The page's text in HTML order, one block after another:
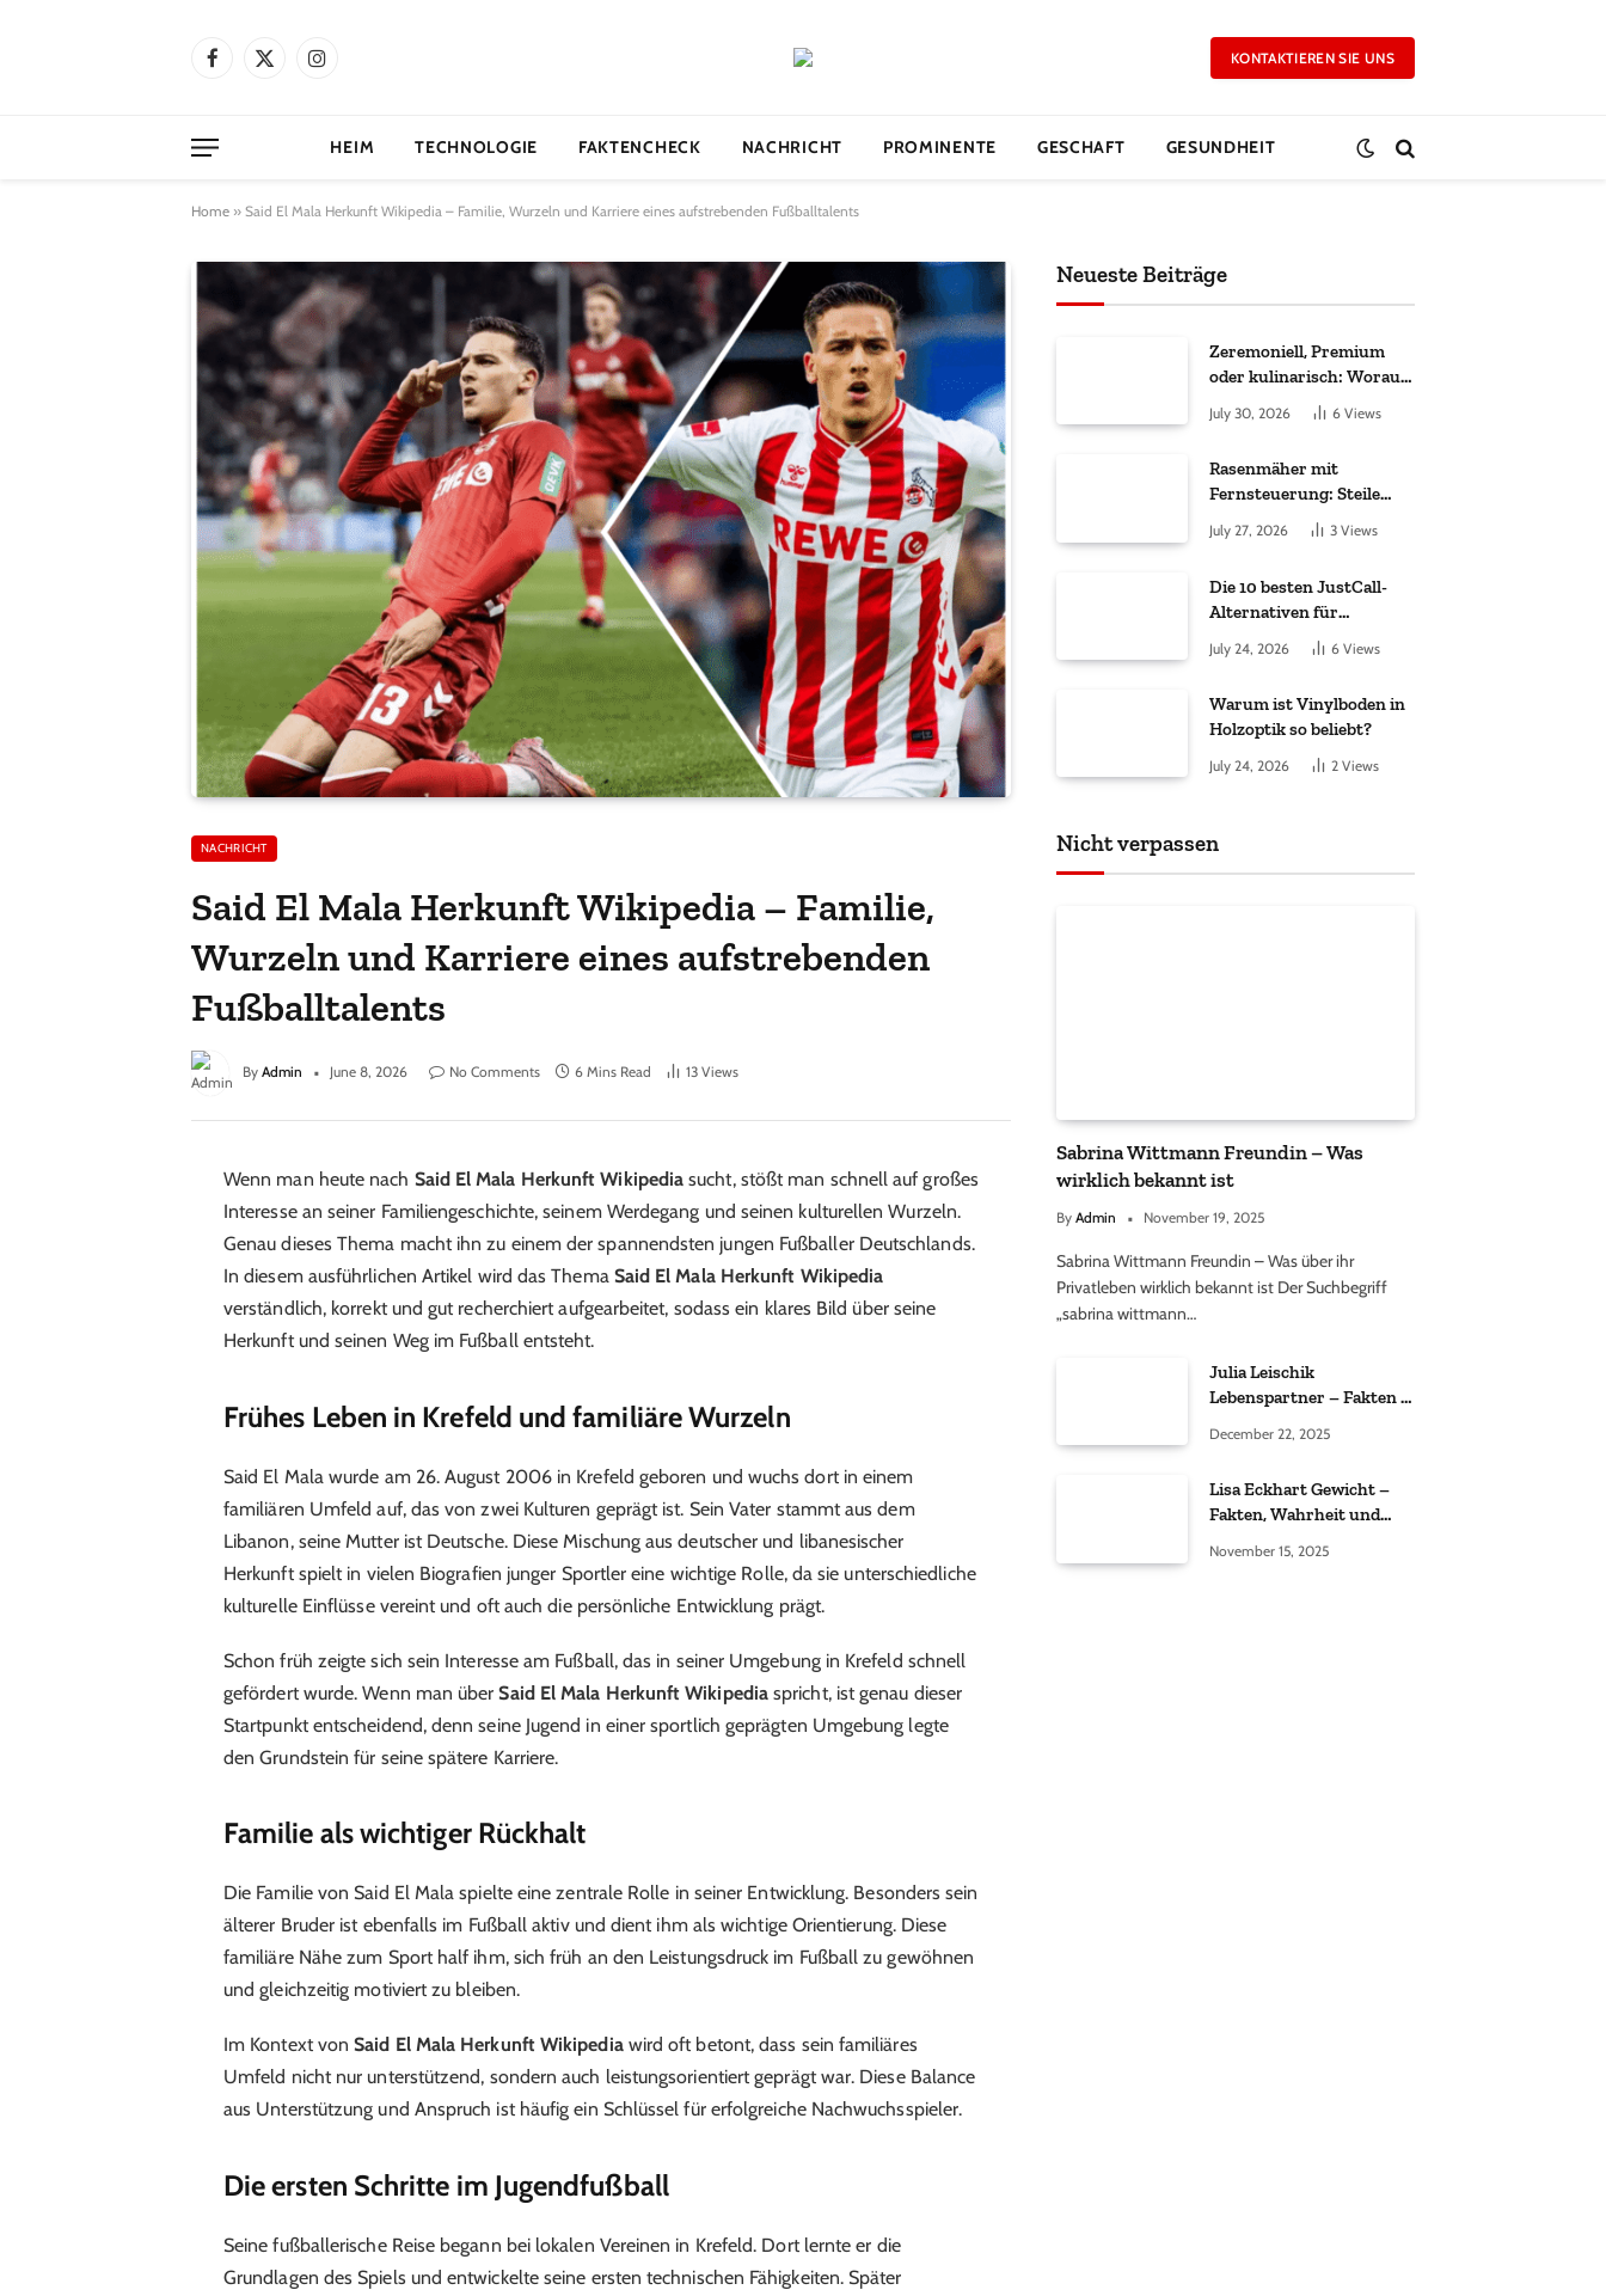
Facebook
X
Instagram KONTAKTIEREN SIE UNS
HEIM TECHNOLOGIE FAKTENCHECK NACHRICHT PROMINENTE GESCHAFT GESUNDHEIT
Home » Said El Mala Herkunft Wikipedia – Familie, Wurzeln und Karriere eines aufstrebenden Fußballtalents
NACHRICHT
Said El Mala Herkunft Wikipedia – Familie,
Wurzeln und Karriere eines aufstrebenden
Fußballtalents
By Admin June 8, 2026 No Comments 6 Mins Read 13 Views
Wenn man heute nach Said El Mala Herkunft Wikipedia sucht, stößt man schnell auf großes
Interesse an seiner Familiengeschichte, seinem Werdegang und seinen kulturellen Wurzeln.
Genau dieses Thema macht ihn zu einem der spannendsten jungen Fußballer Deutschlands.
In diesem ausführlichen Artikel wird das Thema Said El Mala Herkunft Wikipedia
verständlich, korrekt und gut recherchiert aufgearbeitet, sodass ein klares Bild über seine
Herkunft und seinen Weg im Fußball entsteht.
Frühes Leben in Krefeld und familiäre Wurzeln
Said El Mala wurde am 26. August 2006 in Krefeld geboren und wuchs dort in einem
familiären Umfeld auf, das von zwei Kulturen geprägt ist. Sein Vater stammt aus dem
Libanon, seine Mutter ist Deutsche. Diese Mischung aus deutscher und libanesischer
Herkunft spielt in vielen Biografien junger Sportler eine wichtige Rolle, da sie unterschiedliche
kulturelle Einflüsse vereint und oft auch die persönliche Entwicklung prägt.
Schon früh zeigte sich sein Interesse am Fußball, das in seiner Umgebung in Krefeld schnell
gefördert wurde. Wenn man überSaid El Mala Herkunft Wikipediaspricht, ist genau dieser
Startpunkt entscheidend, denn seine Jugend in einer sportlich geprägten Umgebung legte
den Grundstein für seine spätere Karriere.
Familie als wichtiger Rückhalt
Die Familie von Said El Mala spielte eine zentrale Rolle in seiner Entwicklung. Besonders sein
älterer Bruder ist ebenfalls im Fußball aktiv und dient ihm als wichtige Orientierung. Diese
familiäre Nähe zum Sport half ihm, sich früh an den Leistungsdruck im Fußball zu gewöhnen
und gleichzeitig motiviert zu bleiben.
Im Kontext vonSaid El Mala Herkunft Wikipediawird oft betont, dass sein familiäres
Umfeld nicht nur unterstützend, sondern auch leistungsorientiert geprägt war. Diese Balance
aus Unterstützung und Anspruch ist häufig ein Schlüssel für erfolgreiche Nachwuchsspieler.
Die ersten Schritte im Jugendfußball
Seine fußballerische Reise begann bei lokalen Vereinen in Krefeld. Dort lernte er die
Grundlagen des Spiels und entwickelte seine ersten technischen Fähigkeiten. Später
Neueste Beiträge
Zeremoniell, Premium
oder kulinarisch: Worauf
es bei Matcha wirklich
ankommt
July 30, 2026 6 Views
Rasenmäher mit
Fernsteuerung: Steile
Hänge sicher gemäht
July 27, 2026 3 Views
Die 10 besten JustCall-
Alternativen für
Vertriebsteams 2026
July 24, 2026 6 Views
Warum ist Vinylboden in
Holzoptik so beliebt?
July 24, 2026 2 Views
Nicht verpassen
Sabrina Wittmann Freundin – Was
wirklich bekannt ist
By Admin November 19, 2025
Sabrina Wittmann Freundin – Was über ihr
Privatleben wirklich bekannt ist Der Suchbegriff
„sabrina wittmann…
Julia Leischik
Lebenspartner – Fakten &
December 22, 2025
Lisa Eckhart Gewicht –
Fakten, Wahrheit und
Wahrnehmung
November 15, 2025